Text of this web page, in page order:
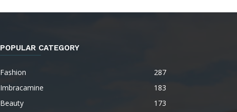
POPULAR CATEGORY
Fashion
287
Imbracamine
183
Beauty
173